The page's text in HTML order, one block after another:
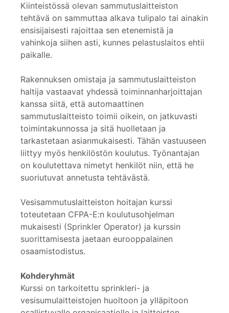
Kiinteistössä olevan sammutuslaitteiston
tehtävä on sammuttaa alkava tulipalo tai ainakin
ensisijaisesti rajoittaa sen etenemistä ja
vahinkoja siihen asti, kunnes pelastuslaitos ehtii
paikalle.
Rakennuksen omistaja ja sammutuslaitteiston
haltija vastaavat yhdessä toiminnanharjoittajan
kanssa siitä, että automaattinen
sammutuslaitteisto toimii oikein, on jatkuvasti
toimintakunnossa ja sitä huolletaan ja
tarkastetaan asianmukaisesti. Tähän vastuuseen
liittyy myös henkilöstön koulutus. Työnantajan
on koulutettava nimetyt henkilöt niin, että he
suoriutuvat annetusta tehtävästä.
Vesisammutuslaitteiston hoitajan kurssi
toteutetaan CFPA-E:n koulutusohjelman
mukaisesti (Sprinkler Operator) ja kurssin
suorittamisesta jaetaan eurooppalainen
osaamistodistus.
Kohderyhmät
Kurssi on tarkoitettu sprinkleri- ja
vesisumulaitteistojen huoltoon ja ylläpitoon